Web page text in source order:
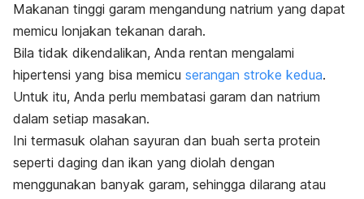
Makanan tinggi garam mengandung natrium yang dapat
memicu lonjakan tekanan darah.
Bila tidak dikendalikan, Anda rentan mengalami
hipertensi yang bisa memicu serangan stroke kedua.
Untuk itu, Anda perlu membatasi garam dan natrium
dalam setiap masakan.
Ini termasuk olahan sayuran dan buah serta protein
seperti daging dan ikan yang diolah dengan
menggunakan banyak garam, sehingga dilarang atau